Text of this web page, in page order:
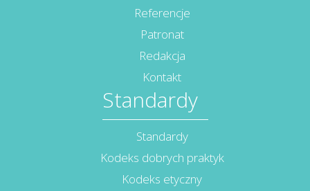
Referencje
Patronat
Redakcja
Kontakt
Standardy
Standardy
Kodeks dobrych praktyk
Kodeks etyczny